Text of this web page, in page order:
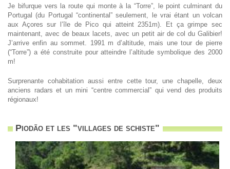
Je bifurque vers la route qui monte à la “Torre”, le point culminant du
Portugal (du Portugal “continental” seulement, le vrai étant un volcan
aux Açores sur l’île de Pico qui atteint 2351m). Et ça grimpe sec
maintenant, avec de beaux lacets, avec un petit air de col du Galibier!
J’arrive enfin au sommet. 1991 m d’altitude, mais une tour de pierre
(“Torre”) a été construite pour atteindre l’altitude symbolique des 2000
m!
Surprenante cohabitation aussi entre cette tour, une chapelle, deux
anciens radars et un mini “centre commercial” qui vend des produits
régionaux!
Piodão et les "villages de schiste"